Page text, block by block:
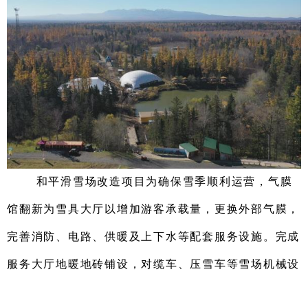
和平滑雪场改造项目为确保雪季顺利运营 ， 气膜
馆翻新为雪具大厅以增加游客承载量，更换外部气膜，
完善消防 电路 、供暖及上下水等配套服务设施 。 完成
服务大厅地暖地砖铺设 ， 对缆车、压雪车等雪场机械设